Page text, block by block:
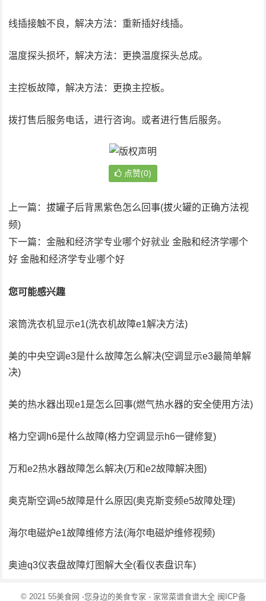
线插接触不良，解决方法：重新插好线插。
温度探头损坏，解决方法：更换温度探头总成。
主控板故障，解决方法：更换主控板。
拨打售后服务电话，进行咨询。或者进行售后服务。
点赞(0)
上一篇：拔罐子后背黑紫色怎么回事(拔火罐的正确方法视
频)
下一篇：金融和经济学专业哪个好就业 金融和经济学哪个
好 金融和经济学专业哪个好
您可能感兴趣
滚筒洗衣机显示e1(洗衣机故障e1解决方法)
美的中央空调e3是什么故障怎么解决(空调显示e3最简单解
决)
美的热水器出现e1是怎么回事(燃气热水器的安全使用方法)
格力空调h6是什么故障(格力空调显示h6一键修复)
万和e2热水器故障怎么解决(万和e2故障解决图)
奥克斯空调e5故障是什么原因(奥克斯变频e5故障处理)
海尔电磁炉e1故障维修方法(海尔电磁炉维修视频)
奥迪q3仪表盘故障灯图解大全(看仪表盘识车)
© 2021 55美食网 -您身边的美食专家 - 家常菜谱食谱大全 闽ICP备